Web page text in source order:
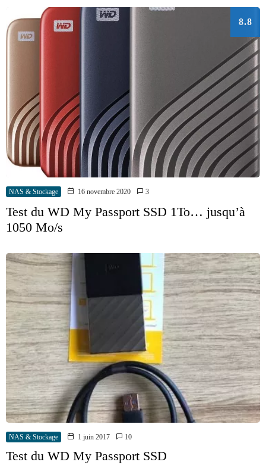
8.8
NAS & Stockage 16 novembre 2020 3
Test du WD My Passport SSD 1To… jusqu’à
1050 Mo/s
NAS & Stockage 1 juin 2017 10
Test du WD My Passport SSD